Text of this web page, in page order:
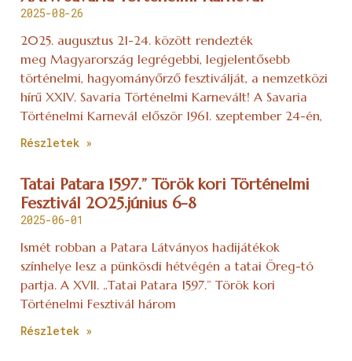
2025-08-26
2025. augusztus 21-24. között rendezték
meg Magyarország legrégebbi, legjelentősebb
történelmi, hagyományőrző fesztiválját, a nemzetközi
hírű XXIV. Savaria Történelmi Karnevált! A Savaria
Történelmi Karnevál először 1961. szeptember 24-én,
Részletek »
Tatai Patara 1597.” Török kori Történelmi
Fesztivál 2025.június 6-8
2025-06-01
Ismét robban a Patara Látványos hadijátékok
színhelye lesz a pünkösdi hétvégén a tatai Öreg-tó
partja. A XVII. „Tatai Patara 1597.” Török kori
Történelmi Fesztivál három
Részletek »